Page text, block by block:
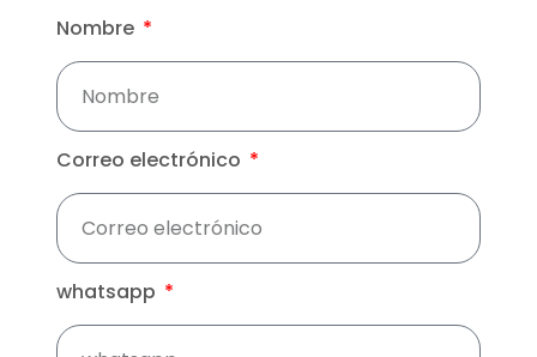
Nombre
Correo electrónico
whatsapp